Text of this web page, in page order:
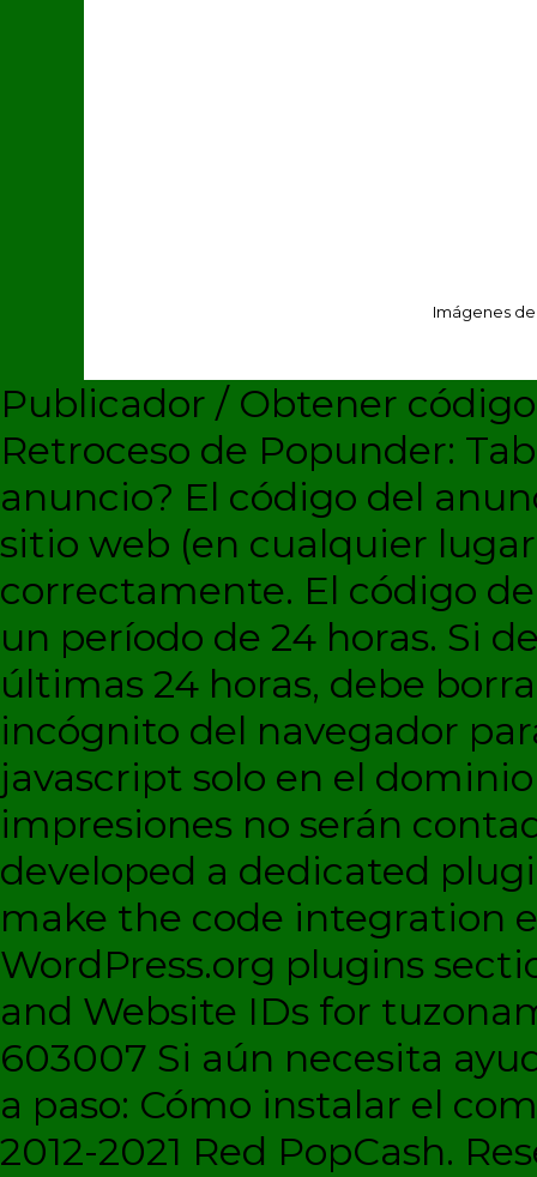
Imágenes
Publicador / Obtener
Retroceso de Popunder:
anuncio? El código del
sitio web (en cualquier
correctamente. El código
un período de 24 horas. Si
últimas 24 horas, debe
incógnito del navegador
javascript solo en el
impresiones no serán
developed a dedicated
make the code integration
WordPress.org plugins
and Website IDs for
603007 Si aún necesita
a paso: Cómo instalar el
2012-2021 Red PopCash.